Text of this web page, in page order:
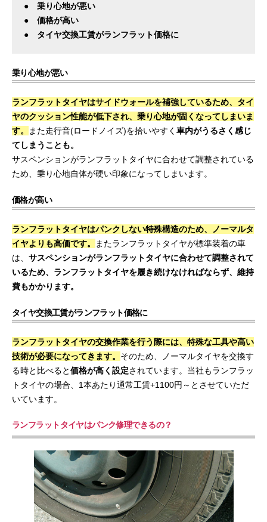
● 乗り心地が悪い
● 価格が高い
● タイヤ交換工賃がランフラット価格に
乗り心地が悪い
ランフラットタイヤはサイドウォールを補強しているため、タイ
ヤのクッション性能が低下され、乗り心地が固くなってしまいま
す。
また走行音(ロードノイズ)を拾いやすく 車内がうるさく感じ
てしまうことも。
サスペンションがランフラットタイヤに合わせて調整されている
ため、乗り心地自体が硬い印象になってしまいます。
価格が高い
ランフラットタイヤはパンクしない特殊構造のため、ノーマルタ
イヤよりも高価です。
またランフラットタイヤが標準装着の車
は、 サスペンションがランフラットタイヤに合わせて調整されて
いるため、ランフラットタイヤを履き続けなければならず、維持
費もかかります。
タイヤ交換工賃がランフラット価格に
ランフラットタイヤの交換作業を行う際には、特殊な工具や高い
技術が必要になってきます。 そのため、ノーマルタイヤを交換す
る時と比べると価格が高く設定されています。当社もランフラッ
トタイヤの場合、1本あたり通常工賃+1100円～とさせていただ
いています。
ランフラットタイヤはパンク修理できるの？